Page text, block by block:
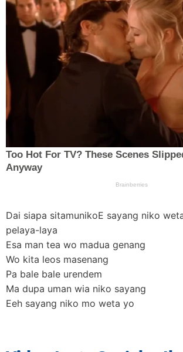
Dai siapa sitamunikoE sayang niko
pelaya-laya
Esa man tea wo madua genang
Wo kita leos masenang
Pa bale bale urendem
Ma dupa uman wia niko sayang
Eeh sayang niko mo weta yo